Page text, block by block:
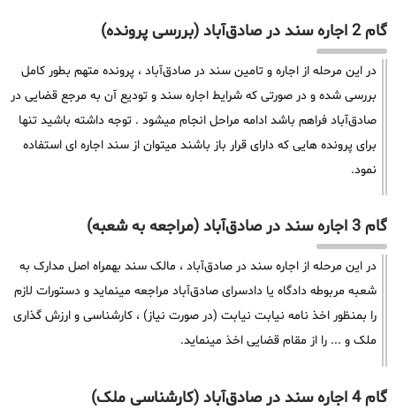
گام 2 اجاره سند در صادق‌آباد (بررسی پرونده)
در این مرحله از اجاره و تامین سند در صادق‌آباد ، پرونده متهم بطور کامل
بررسی شده و در صورتی که شرایط اجاره سند و تودیع آن به مرجع قضایی در
صادق‌آباد فراهم باشد ادامه مراحل انجام میشود . توجه داشته باشید تنها
برای پرونده هایی که دارای قرار باز باشند میتوان از سند اجاره ای استفاده
نمود.
گام 3 اجاره سند در صادق‌آباد (مراجعه به شعبه)
در این مرحله از اجاره سند در صادق‌آباد ، مالک سند بهمراه اصل مدارک به
شعبه مربوطه دادگاه یا دادسرای صادق‌آباد مراجعه مینماید و دستورات لازم
را بمنظور اخذ نامه نیابت نیابت (در صورت نیاز) ، کارشناسی و ارزش گذاری
ملک و ... را از مقام قضایی اخذ مینماید.
گام 4 اجاره سند در صادق‌آباد (کارشناسی ملک)